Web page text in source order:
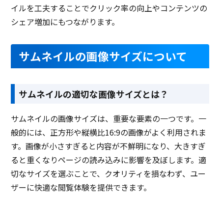
イルを工夫することでクリック率の向上やコンテンツの
シェア増加にもつながります。
サムネイルの画像サイズについて
サムネイルの適切な画像サイズとは？
サムネイルの画像サイズは、重要な要素の一つです。一
般的には、正方形や縦横比16:9の画像がよく利用されま
す。画像が小さすぎると内容が不鮮明になり、大きすぎ
ると重くなりページの読み込みに影響を及ぼします。適
切なサイズを選ぶことで、クオリティを損なわず、ユー
ザーに快適な閲覧体験を提供できます。